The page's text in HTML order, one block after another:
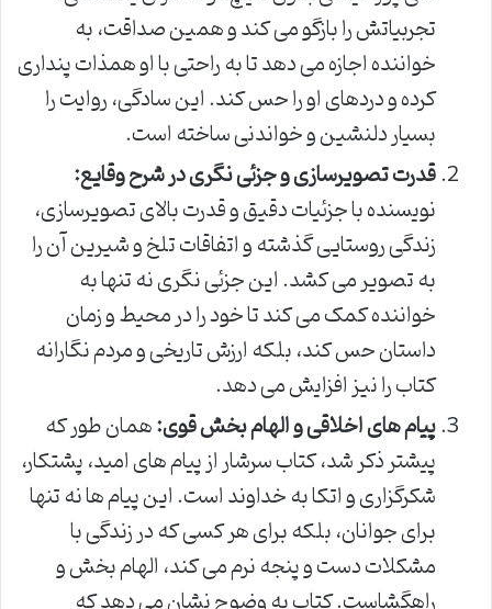
تجربیاتش را بازگو می کند و همین صداقت، به
خواننده اجازه می دهد تا به راحتی با او همذات پنداری
کرده و دردهای او را حس کند. این سادگی، روایت را
بسیار دلنشین و خواندنی ساخته است.
قدرت تصویرسازی و جزئی نگری در شرح وقایع:
نویسنده با جزئیات دقیق و قدرت بالای تصویرسازی،
زندگی روستایی گذشته و اتفاقات تلخ و شیرین آن را
به تصویر می کشد. این جزئی نگری نه تنها به
خواننده کمک می کند تا خود را در محیط و زمان
داستان حس کند، بلکه ارزش تاریخی و مردم نگارانه
کتاب را نیز افزایش می دهد.
پیام های اخلاقی و الهام بخش قوی:همان طور که
پیشتر ذکر شد، کتاب سرشار از پیام های امید، پشتکار،
شکرگزاری و اتکا به خداوند است. این پیام ها نه تنها
برای جوانان، بلکه برای هر کسی که در زندگی با
مشکلات دست و پنجه نرم می کند، الهام بخش و